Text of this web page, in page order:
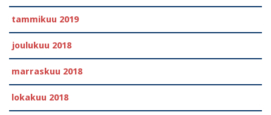
tammikuu 2019
joulukuu 2018
marraskuu 2018
lokakuu 2018